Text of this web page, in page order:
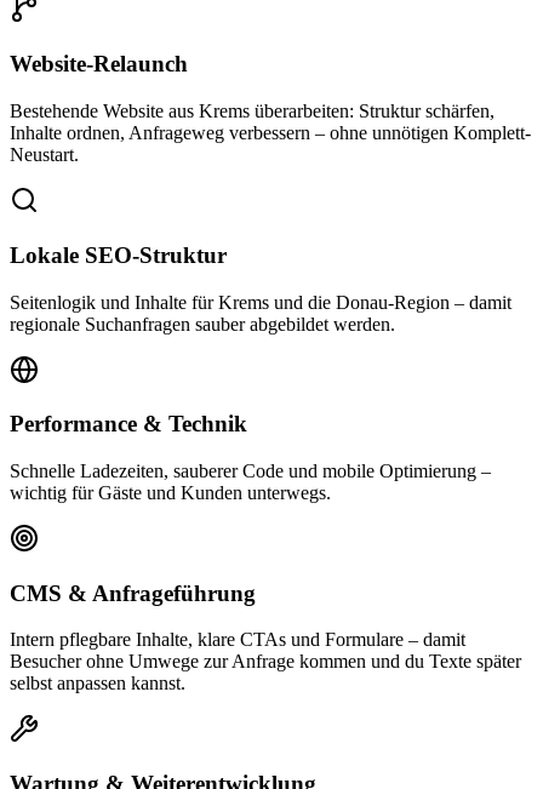
Website-Relaunch
Bestehende Website aus Krems überarbeiten: Struktur schärfen,
Inhalte ordnen, Anfrageweg verbessern – ohne unnötigen Komplett-
Neustart.
Lokale SEO-Struktur
Seitenlogik und Inhalte für Krems und die Donau-Region – damit
regionale Suchanfragen sauber abgebildet werden.
Performance & Technik
Schnelle Ladezeiten, sauberer Code und mobile Optimierung –
wichtig für Gäste und Kunden unterwegs.
CMS & Anfrageführung
Intern pflegbare Inhalte, klare CTAs und Formulare – damit
Besucher ohne Umwege zur Anfrage kommen und du Texte später
selbst anpassen kannst.
Wartung & Weiterentwicklung